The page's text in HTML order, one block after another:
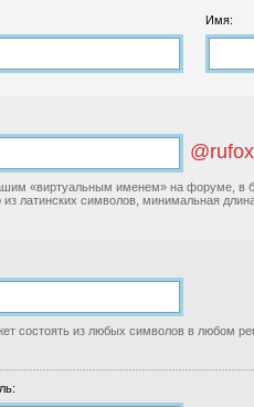
Имя:
«виртуальным именем» на форуме, в
из латинских символов, минимальная
состоять из любых символов в любом